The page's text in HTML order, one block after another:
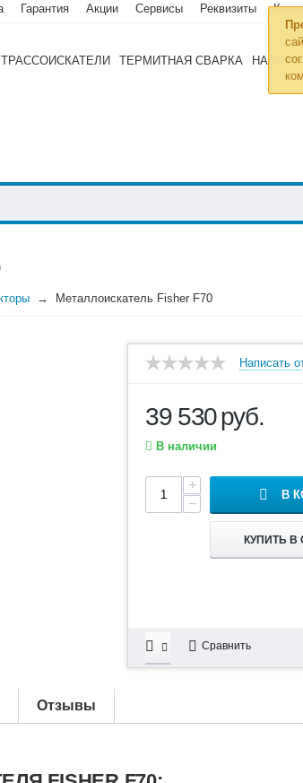
Гарантия Акции Сервисы Реквизиты
ТРАССОИСКАТЕЛИ ТЕРМИТНАЯ СВАРКА
Металлоискатель Fisher F70
Написать
39 530руб.
В наличии
+
−
В
КУПИТЬ В
Сравнить
Отзывы